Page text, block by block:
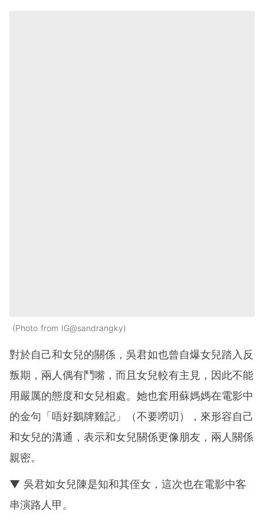
Photo from IG@sandrangky
對於自己和女兒的關係，吳君如也曾自爆女兒踏入反
叛期，兩人偶有鬥嘴，而且女兒較有主見，因此不能
用嚴厲的態度和女兒相處。她也套用蘇媽媽在電影中
的金句「唔好鵝牌雞記」（不要嘮叨），來形容自己
和女兒的溝通，表示和女兒關係更像朋友，兩人關係
親密。
▼ 吳君如女兒陳是知和其侄女，這次也在電影中客
串演路人甲。